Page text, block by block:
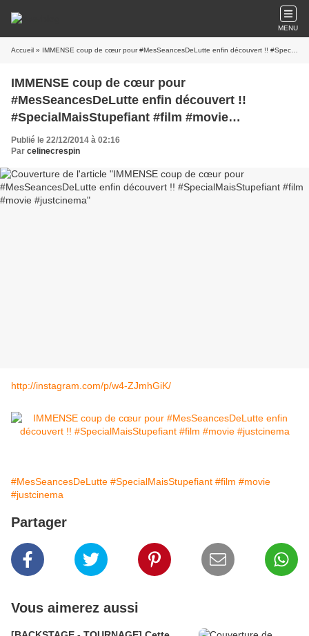
MENU
Accueil » IMMENSE coup de cœur pour #MesSeancesDeLutte enfin découvert !! #SpecialMaisStupefiant #film #movie #justcinema
IMMENSE coup de cœur pour
#MesSeancesDeLutte enfin découvert !!
#SpecialMaisStupefiant #film #movie
#justcinema
Publié le 22/12/2014 à 02:16
Par celinecrespin
http://instagram.com/p/w4-ZJmhGiK/
#MesSeancesDeLutte #SpecialMaisStupefiant #film #movie
#justcinema
Partager
Vous aimerez aussi